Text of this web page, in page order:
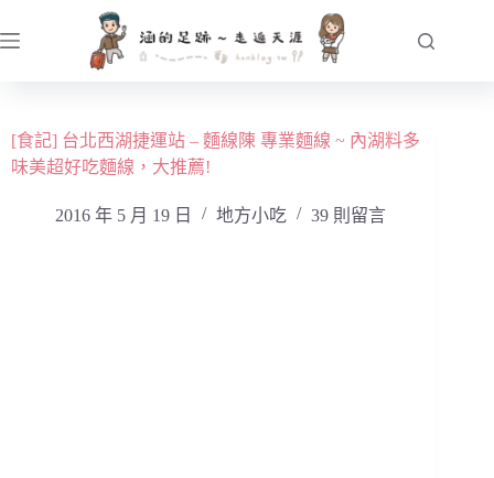
至
容[食記] 台北西湖捷運站 – 麵線陳 專業麵線 ~ 內湖料多
味美超好吃麵線，大推薦!
2016 年 5 月 19 日 地方小吃 39 則留言